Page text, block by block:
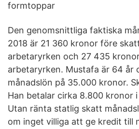
formtoppar
Den genomsnittliga faktiska
2018 är 21 360 kronor före
arbetaryrken och 27 435
arbetaryrken. Mustafa är 64 år
månadslön på 35.000 kronor.
Han betalar cirka 8.800 kronor
Utan ränta statlig skatt
om inget villiga att ge kredit till